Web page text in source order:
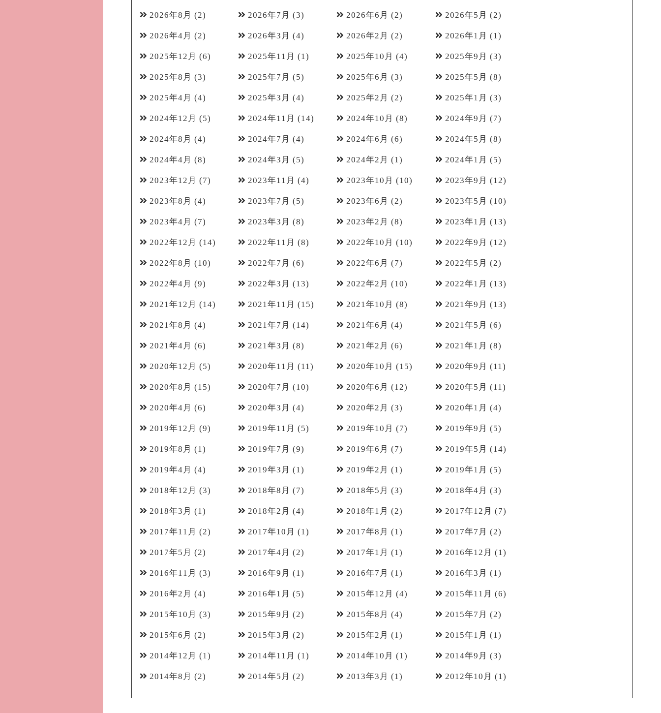
2026年8月 (2) 2026年7月 (3) 2026年6月 (2) 2026年5月 (2)
2026年4月 (2) 2026年3月 (4) 2026年2月 (2) 2026年1月 (1)
2025年12月 (6) 2025年11月 (1) 2025年10月 (4) 2025年9月 (3)
2025年8月 (3) 2025年7月 (5) 2025年6月 (3) 2025年5月 (8)
2025年4月 (4) 2025年3月 (4) 2025年2月 (2) 2025年1月 (3)
2024年12月 (5) 2024年11月 (14) 2024年10月 (8) 2024年9月 (7)
2024年8月 (4) 2024年7月 (4) 2024年6月 (6) 2024年5月 (8)
2024年4月 (8) 2024年3月 (5) 2024年2月 (1) 2024年1月 (5)
2023年12月 (7) 2023年11月 (4) 2023年10月 (10) 2023年9月 (12)
2023年8月 (4) 2023年7月 (5) 2023年6月 (2) 2023年5月 (10)
2023年4月 (7) 2023年3月 (8) 2023年2月 (8) 2023年1月 (13)
2022年12月 (14) 2022年11月 (8) 2022年10月 (10) 2022年9月 (12)
2022年8月 (10) 2022年7月 (6) 2022年6月 (7) 2022年5月 (2)
2022年4月 (9) 2022年3月 (13) 2022年2月 (10) 2022年1月 (13)
2021年12月 (14) 2021年11月 (15) 2021年10月 (8) 2021年9月 (13)
2021年8月 (4) 2021年7月 (14) 2021年6月 (4) 2021年5月 (6)
2021年4月 (6) 2021年3月 (8) 2021年2月 (6) 2021年1月 (8)
2020年12月 (5) 2020年11月 (11) 2020年10月 (15) 2020年9月 (11)
2020年8月 (15) 2020年7月 (10) 2020年6月 (12) 2020年5月 (11)
2020年4月 (6) 2020年3月 (4) 2020年2月 (3) 2020年1月 (4)
2019年12月 (9) 2019年11月 (5) 2019年10月 (7) 2019年9月 (5)
2019年8月 (1) 2019年7月 (9) 2019年6月 (7) 2019年5月 (14)
2019年4月 (4) 2019年3月 (1) 2019年2月 (1) 2019年1月 (5)
2018年12月 (3) 2018年8月 (7) 2018年5月 (3) 2018年4月 (3)
2018年3月 (1) 2018年2月 (4) 2018年1月 (2) 2017年12月 (7)
2017年11月 (2) 2017年10月 (1) 2017年8月 (1) 2017年7月 (2)
2017年5月 (2) 2017年4月 (2) 2017年1月 (1) 2016年12月 (1)
2016年11月 (3) 2016年9月 (1) 2016年7月 (1) 2016年3月 (1)
2016年2月 (4) 2016年1月 (5) 2015年12月 (4) 2015年11月 (6)
2015年10月 (3) 2015年9月 (2) 2015年8月 (4) 2015年7月 (2)
2015年6月 (2) 2015年3月 (2) 2015年2月 (1) 2015年1月 (1)
2014年12月 (1) 2014年11月 (1) 2014年10月 (1) 2014年9月 (3)
2014年8月 (2) 2014年5月 (2) 2013年3月 (1) 2012年10月 (1)